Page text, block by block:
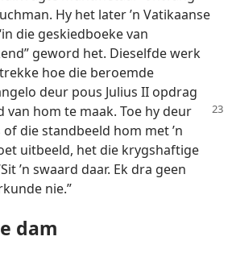
Hy het later ’n Vatikaanse
die geskiedboeke van
geword het. Dieselfde werk
hoe die beroemde
deur pous Julius II opdrag
van hom te maak. Toe hy deur
die standbeeld hom met ’n
uitbeeld, het die krygshaftige
’n swaard daar. Ek dra geen
nie.”
dam